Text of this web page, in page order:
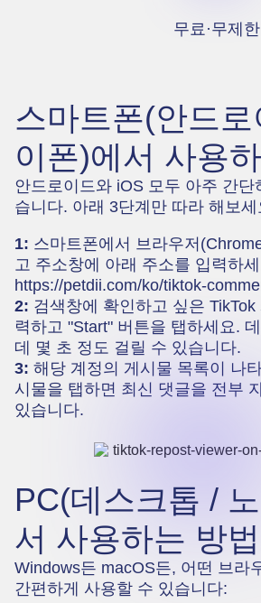
무료·무제한
스마트폰(안드
이폰)에서 사용
안드로이드와 iOS 모두 아주 간단
습니다. 아래 3단계만 따라 해보세
1: 스마트폰에서 브라우저
고 주소창에 아래 주소를 입력하
https://petdii.com/ko/tiktok-
2: 검색창에 확인하고 싶은 TikTok
력하고 "Start" 버튼을 탭하세요.
데 몇 초 정도 걸릴 수 있습니다.
3: 해당 계정의 게시물 목록이 나
시물을 탭하면 최신 댓글을 전부
있습니다.
PC(데스크톱 /
서 사용하는 방법
Windows든 macOS든, 어떤 브라
간편하게 사용할 수 있습니다: